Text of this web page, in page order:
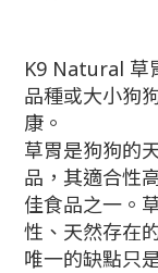
K9 Natural 草
品種或大小狗
康。
草胃是狗狗的
品，其適合性
佳食品之一。
性、天然存在
唯一的缺點只